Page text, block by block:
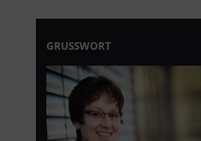
GRUSSWORT